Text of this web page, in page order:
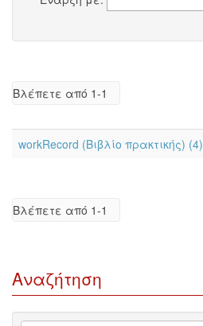
Βλέπετε από 1-1
workRecord (Βιβλίο πρακτικής) (4)
Βλέπετε από 1-1
Αναζήτηση